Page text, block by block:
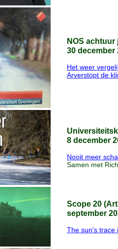
NOS achtuur
30 december
Het weer
Arverstopt de
8 december
Nooit meer
Samen met
Scope 20
september
The sun's trace